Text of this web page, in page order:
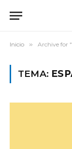
Inicio » Archive for
TEMA: